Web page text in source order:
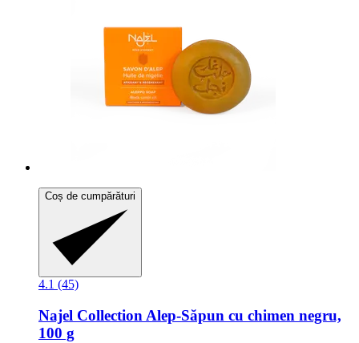
Coș de cumpărături
4.1 (45)
Najel Collection Alep-​Săpun cu chimen negru,
100 g